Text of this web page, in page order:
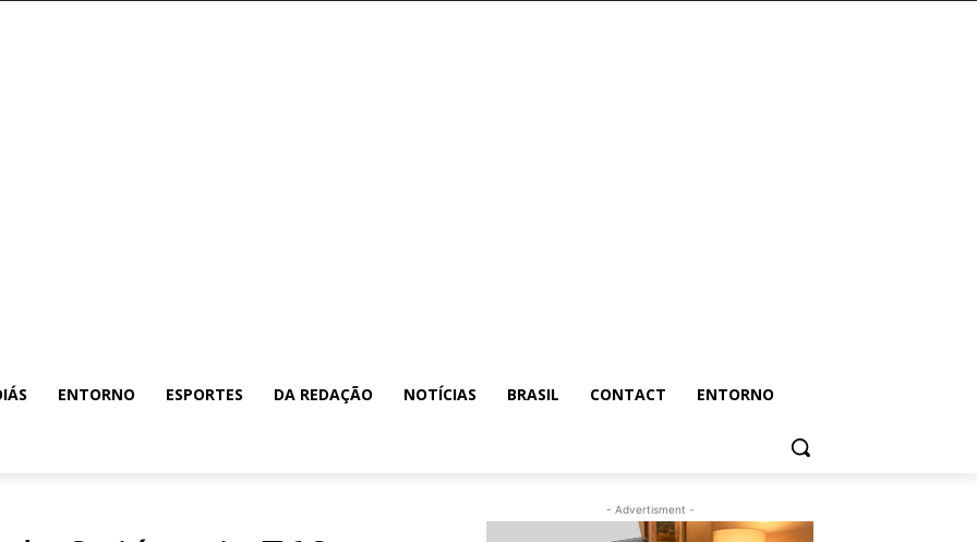
ENTORNO ESPORTES DA REDAÇÃO NOTÍCIAS BRASIL CONTACT ENTORNO
- Advertisment -